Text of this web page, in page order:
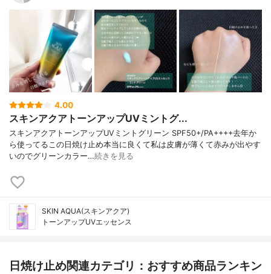
4.00
スキンアクアトーンアップUVミントグ...
スキンアクアトーンアップUVミントグリーン SPF50+/PA++++去年か
ら使ってるこの日焼け止め本当に良くて私は皮膚が薄くて赤みが出やす
いのでグリーンカラー…続きを見る
SKIN AQUA(スキンアクア)
トーンアップUVエッセンス
日焼け止め関連カテゴリ：おすすめ商品ランキン